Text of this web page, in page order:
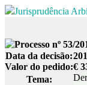
Jurisprudência
Processo nº 53/
Data da decisão:
Valor do pedido:€
Tema: